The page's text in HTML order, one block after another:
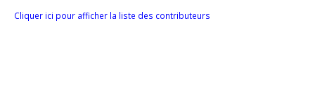
Cliquer ici pour afficher la liste des contributeurs